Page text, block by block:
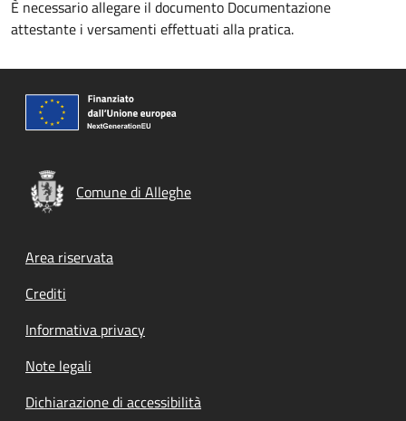
È necessario allegare il documento Documentazione
attestante i versamenti effettuati alla pratica.
Comune di Alleghe
Footer menu
Area riservata
Crediti
Informativa privacy
Note legali
Dichiarazione di accessibilità